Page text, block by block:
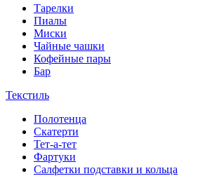
Тарелки
Пиалы
Миски
Чайные чашки
Кофейные пары
Бар
Текстиль
Полотенца
Скатерти
Тет-а-тет
Фартуки
Салфетки подставки и кольца